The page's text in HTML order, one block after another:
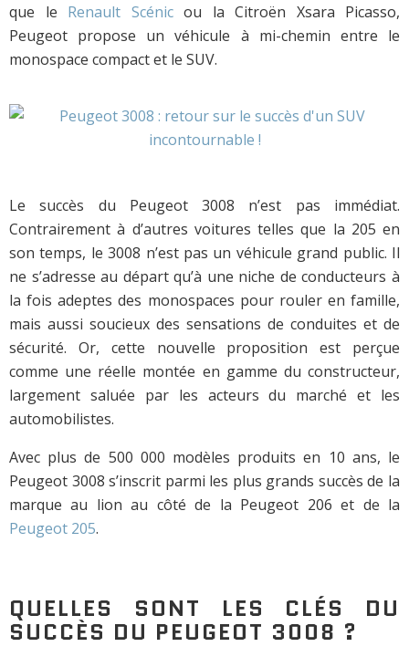
que le Renault Scénicou la Citroën Xsara Picasso,
Peugeot propose un véhicule à mi-chemin entre le
monospace compact et le SUV.
Le succès du Peugeot 3008 n’est pas immédiat.
Contrairement à d’autres voitures telles que la 205 en
son temps, le 3008 n’est pas un véhicule grand public. Il
ne s’adresse au départ qu’à une niche de conducteurs à
la fois adeptes des monospaces pour rouler en famille,
mais aussi soucieux des sensations de conduites et de
sécurité. Or, cette nouvelle proposition est perçue
comme une réelle montée en gamme du constructeur,
largement saluée par les acteurs du marché et les
automobilistes.
Avec plus de 500 000 modèles produits en 10 ans, le
Peugeot 3008 s’inscrit parmi les plus grands succès de la
marque au lion au côté de la Peugeot 206 et de la
Peugeot 205.
QUELLES SONT LES CLÉS DU
SUCCÈS DU PEUGEOT 3008 ?